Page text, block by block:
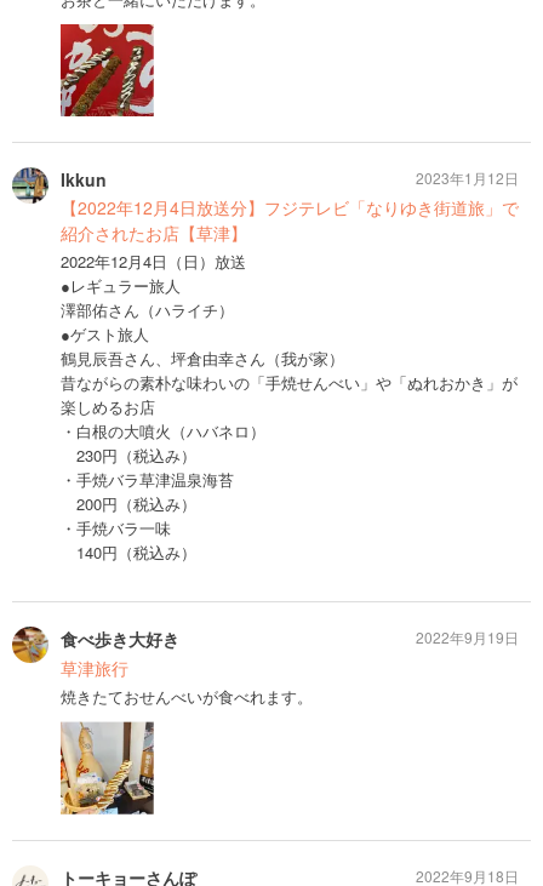
Ikkun
【2022年12月4日放送分】フジテレビ「なりゆき街道旅」で
紹介されたお店【草津】
2022年12月4日（日）放送
●レギュラー旅人
澤部佑さん（ハライチ）
●ゲスト旅人
鶴見辰吾さん、坪倉由幸さん（我が家）
昔ながらの素朴な味わいの「手焼せんべい」や「ぬれおかき」が
楽しめるお店
・白根の大噴火（ハバネロ）
230円（税込み）
・手焼バラ草津温泉海苔
200円（税込み）
・手焼バラ一味
140円（税込み）
2023年1月12日
食べ歩き大好き
草津旅行
焼きたておせんべいが食べれます。
2022年9月19日
トーキョーさんぽ
2022年9月18日